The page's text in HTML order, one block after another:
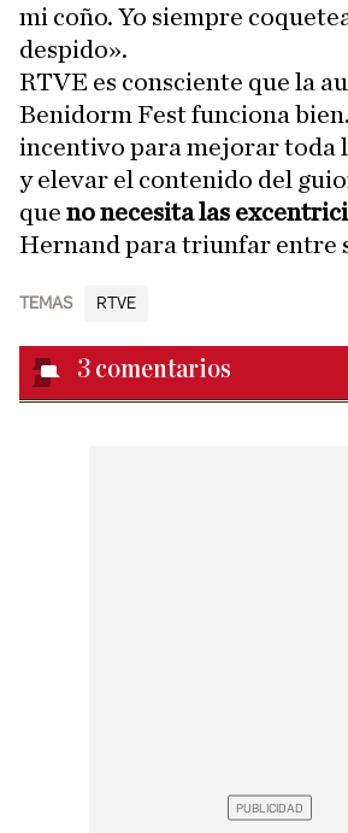
mi coño. Yo siempre
despido».
RTVE es consciente que la
Benidorm Fest funciona
incentivo para mejorar toda
y elevar el contenido del
que no necesita las
Hernand para triunfar entre
TEMAS RTVE
3 comentarios